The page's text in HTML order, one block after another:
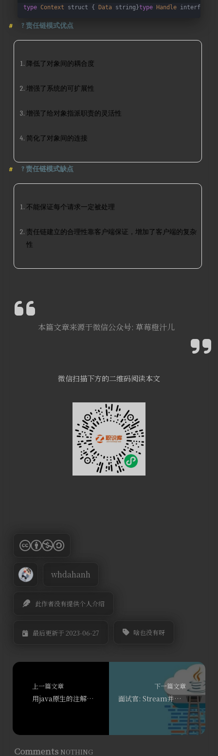
type Context struct { Data string}type Handle interface
?责任链模式优点
降低了对象间的耦合度
增强了系统的可扩展性
增强了给对象指派职责的灵活性
简化了对象间的连接
?责任链模式缺点
不能保证每个请求一定被处理
责任链建立的合理性靠客户端保证，增加了客户端的复杂
性
本篇文章来源于微信公众号: 草莓橙汁儿
微信扫描下方的二维码阅读本文
whdahanh
此作者没有提供个人介绍
最后更新于 2023-06-27 啥也没有呀
上一篇文章
用java原生的注解替换spring的注解
下一篇文章
面试官: Stream并行流有了解过吗？说说看
Comments NOTHING